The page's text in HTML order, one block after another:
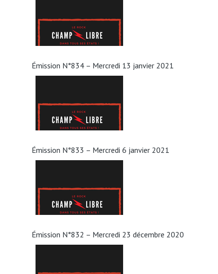
Émission N°834 – Mercredi 13 janvier 2021
Émission N°833 – Mercredi 6 janvier 2021
Émission N°832 – Mercredi 23 décembre 2020